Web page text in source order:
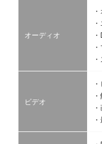
オーディオ
ビデオ